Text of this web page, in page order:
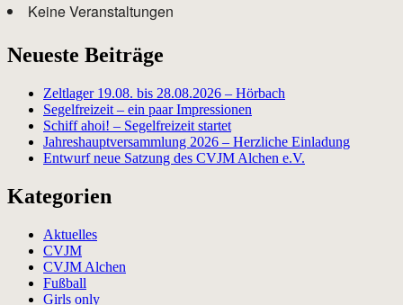
Keine Veranstaltungen
Neueste Beiträge
Zeltlager 19.08. bis 28.08.2026 – Hörbach
Segelfreizeit – ein paar Impressionen
Schiff ahoi! – Segelfreizeit startet
Jahreshauptversammlung 2026 – Herzliche Einladung
Entwurf neue Satzung des CVJM Alchen e.V.
Kategorien
Aktuelles
CVJM
CVJM Alchen
Fußball
Girls only